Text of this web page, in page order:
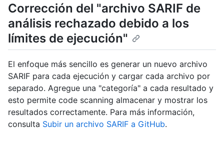
Corrección del "archivo SARIF de
análisis rechazado debido a los
límites de ejecución"
El enfoque más sencillo es generar un nuevo archivo
SARIF para cada ejecución y cargar cada archivo por
separado. Agregue una "categoría" a cada resultado y
esto permite code scanning almacenar y mostrar los
resultados correctamente. Para más información,
consulta Subir un archivo SARIF a GitHub.